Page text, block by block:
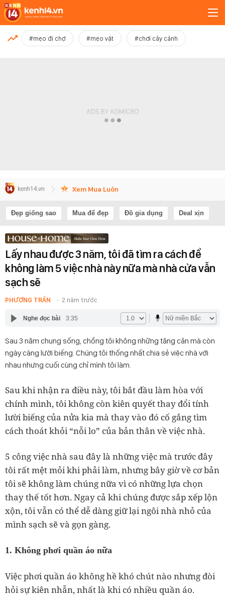
MỚI NHẤT
#mẹo đi chợ #mẹo vặt #chơi cây cảnh
Xem Mua Luôn
Đẹp giống sao Mua để đẹp Đồ gia dụng Deal xịn
Lấy nhau được 3 năm, tôi đã tìm ra cách để
không làm 5 việc nhà này nữa mà nhà cửa vẫn
sạch sẽ
PHƯƠNG TRẦN 2 năm trước
Nghe đọc bài 3:35
Sau 3 năm chung sống, chồng tôi không những tăng cân mà còn
ngày càng lười biếng. Chúng tôi thống nhất chia sẻ việc nhà với
nhau nhưng cuối cùng chỉ mình tôi làm.
Sau khi nhận ra điều này, tôi bắt đầu làm hòa với
chính mình, tôi không còn kiên quyết thay đổi tính
lười biếng của nửa kia mà thay vào đó cố gắng tìm
cách thoát khỏi “nỗi lo” của bản thân về việc nhà.
5 công việc nhà sau đây là những việc mà trước đây
tôi rất mệt mỏi khi phải làm, nhưng bây giờ về cơ bản
tôi sẽ không làm chúng nữa vì có những lựa chọn
thay thế tốt hơn. Ngay cả khi chúng được sắp xếp lộn
xộn, tôi vẫn có thể dễ dàng giữ lại ngôi nhà nhỏ của
mình sạch sẽ và gọn gàng.
1. Không phơi quần áo nữa
Việc phơi quần áo không hề khó chút nào nhưng đòi
hỏi sự kiên nhẫn, nhất là khi có nhiều quần áo.